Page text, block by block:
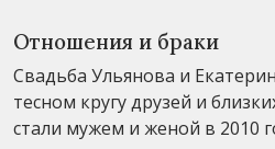
Отношения и браки
Свадьба Ульянова и
тесном кругу друзей и
стали мужем и женой в 2010